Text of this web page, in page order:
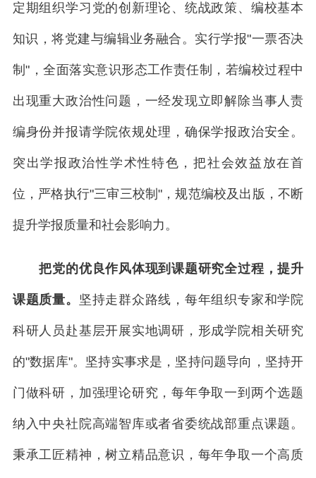
定期组织学习党的创新理论、统战政策、编校基本
知识，将党建与编辑业务融合。实行学报"一票否决
制"，全面落实意识形态工作责任制，若编校过程中
出现重大政治性问题，一经发现立即解除当事人责
编身份并报请学院依规处理，确保学报政治安全。
突出学报政治性学术性特色，把社会效益放在首
位，严格执行"三审三校制"，规范编校及出版，不断
提升学报质量和社会影响力。
把党的优良作风体现到课题研究全过程，提升
课题质量。 坚持走群众路线，每年组织专家和学院
科研人员赴基层开展实地调研，形成学院相关研究
的"数据库"。坚持实事求是，坚持问题导向，坚持开
门做科研，加强理论研究，每年争取一到两个选题
纳入中央社院高端智库或者省委统战部重点课题。
秉承工匠精神，树立精品意识，每年争取一个高质